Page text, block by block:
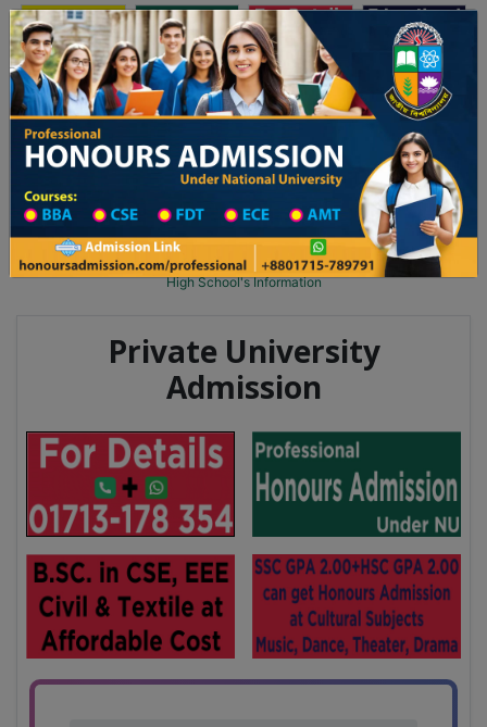
Toggle navigation অনার্স ভর্তি প্রফেশনাল অনার্স
Updates
২৬ শিক্ষাবর্ষের ১ম বর্ষের ভর্তি আবেদন বিজ্ঞপ্তি ঢাকা বিশ্ববিদ্যালয় ২০২৫-২৬ শিক্ষাবর্ষে
School Category
High School in Dhaka Wise
High School List
High School's Information
Private University
Admission